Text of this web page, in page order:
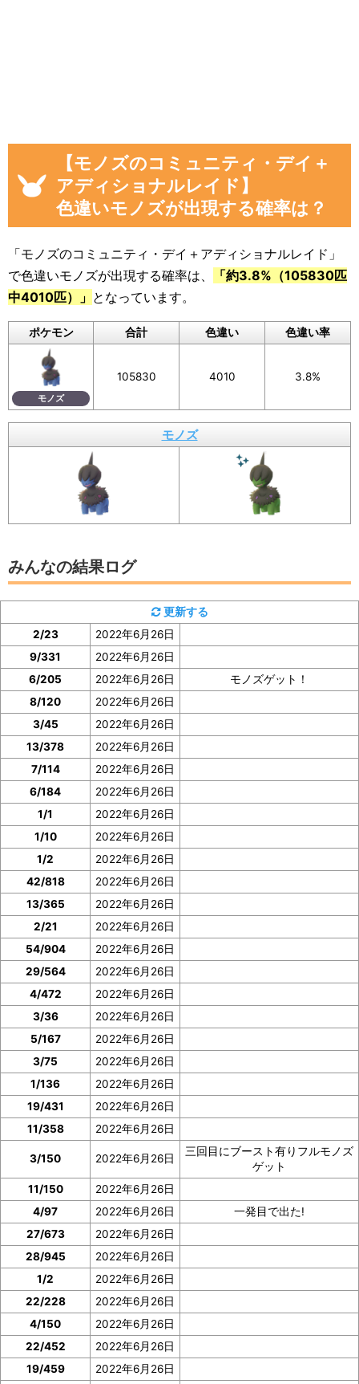
後)」から「イベント開始前のモノズを見つけた
数」を引いた数が自動計算され反映されるよう
になっています。
色違いに遭遇していない場合でも、通常のポケ
入力いただいた遭遇状況と「フリーコメント」
の内容は画像に反映されるほか、フォームの下
画像を保存することもできるので、X（旧Twitte
r）などSNSでの共有にもぜひご活用ください。
イベント参加前に図鑑の「見つけた数」をスク
ショ、またはメモしておくと便利
モノズの「見つけた数」は、モノズの図鑑ページで確認
できます。
イベント参加前に図鑑の「見つけた数」の部分のスクシ
ョを撮っておいたり、メモしておくと便利です。
ぜひご協力をお願いいたします。
【モノズのコミュニティ・デイ＋
アディショナルレイド】
色違いモノズが出現する確率は？
「モノズのコミュニティ・デイ＋アディショナルレイド」
で色違いモノズが出現する確率は、
「約3.8%（105830匹
中4010匹）」 となっています。
ポケモン 合計 色違い 色違い率
モノズ
105830 4010 3.8%
モノズ
みんなの結果ログ
更新する
2/23
2022年6月26日
9/331
2022年6月26日
6/205
2022年6月26日
モノズゲット！
8/120
2022年6月26日
3/45
2022年6月26日
13/378
2022年6月26日
7/114
2022年6月26日
6/184
2022年6月26日
1/1
2022年6月26日
1/10
2022年6月26日
1/2
2022年6月26日
42/818
2022年6月26日
13/365
2022年6月26日
2/21
2022年6月26日
54/904
2022年6月26日
29/564
2022年6月26日
4/472
2022年6月26日
3/36
2022年6月26日
5/167
2022年6月26日
3/75
2022年6月26日
1/136
2022年6月26日
19/431
2022年6月26日
11/358
2022年6月26日
3/150 2022年6月26日
三回目にブースト有りフルモノズ
ゲット
11/150
2022年6月26日
4/97
2022年6月26日
一発目で出た!
27/673
2022年6月26日
28/945
2022年6月26日
1/2
2022年6月26日
22/228
2022年6月26日
4/150
2022年6月26日
22/452
2022年6月26日
19/459
2022年6月26日